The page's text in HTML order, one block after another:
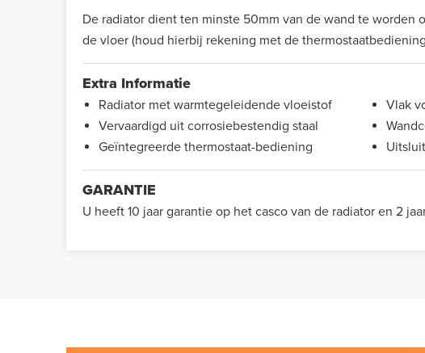
De radiator dient ten minste 50mm van de wand te worden
de vloer (houd hierbij rekening met de
Extra Informatie
Radiator met warmtegeleidende vloeistof
Vervaardigd uit corrosiebestendig staal
Geïntegreerde thermostaat-bediening
Vlak
GARANTIE
U heeft 10 jaar garantie op het casco van de radiator en 2